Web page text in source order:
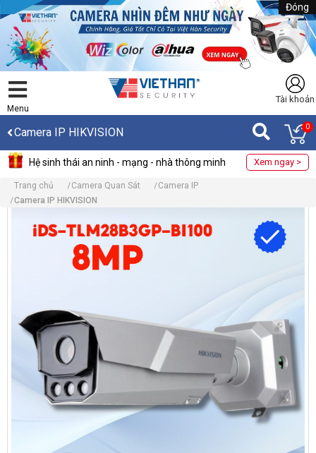
Đóng
Menu
Tài khoản
Camera IP HIKVISION 0
Hệ sinh thái an ninh - mạng - nhà thông minh Xem ngay >
Trang chủ Camera Quan Sát
Camera IP
Camera IP HIKVISION